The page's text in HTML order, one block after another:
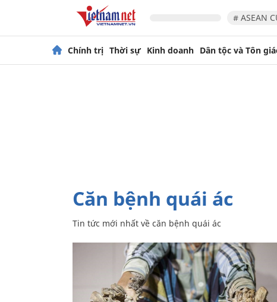
# ASEAN
Chính trị Thời sự Kinh doanh Dân tộc và Tôn
căn bệnh quái ác
Tin tức mới nhất về căn bệnh quái ác